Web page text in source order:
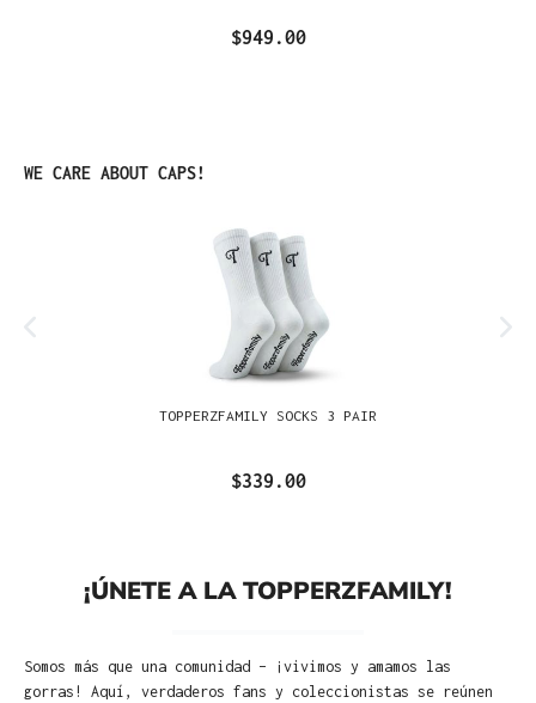
$949.00
Omitir la galería de productos
WE CARE ABOUT CAPS!
TOPPERZFAMILY SOCKS 3 PAIR
$339.00
¡ÚNETE A LA TOPPERZFAMILY!
Somos más que una comunidad – ¡vivimos y amamos las
gorras! Aquí, verdaderos fans y coleccionistas se reúnen